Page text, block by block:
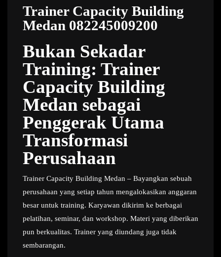
Trainer Capacity Building
Medan 082245009200
Bukan Sekadar
Training: Trainer
Capacity Building
Medan sebagai
Penggerak Utama
Transformasi
Perusahaan
Trainer Capacity Building Medan – Bayangkan sebuah
perusahaan yang setiap tahun mengalokasikan anggaran
besar untuk training. Karyawan dikirim ke berbagai
pelatihan, seminar, dan workshop. Materi yang diberikan
pun berkualitas. Trainer yang diundang juga tidak
sembarangan.